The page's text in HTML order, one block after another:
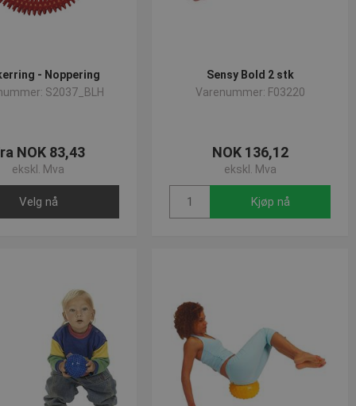
- Noppering
S2037_BLH
NOK 83,43
ekskl. Mva
Velg nå
Sensy Bold 2 stk
Varenummer: F03220
NOK 136,12
ekskl. Mva
Kjøp nå